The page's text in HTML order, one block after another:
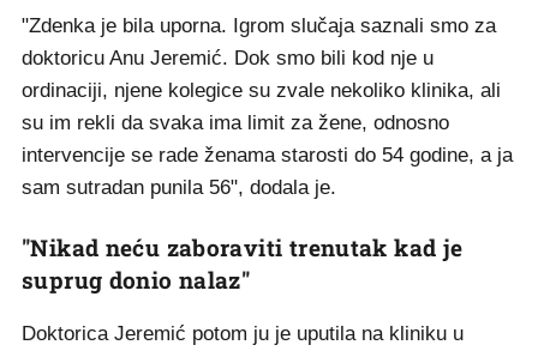
"Zdenka je bila uporna. Igrom slučaja saznali smo za
doktoricu Anu Jeremić. Dok smo bili kod nje u
ordinaciji, njene kolegice su zvale nekoliko klinika, ali
su im rekli da svaka ima limit za žene, odnosno
intervencije se rade ženama starosti do 54 godine, a ja
sam sutradan punila 56", dodala je.
"Nikad neću zaboraviti trenutak kad je
suprug donio nalaz"
Doktorica Jeremić potom ju je uputila na kliniku u